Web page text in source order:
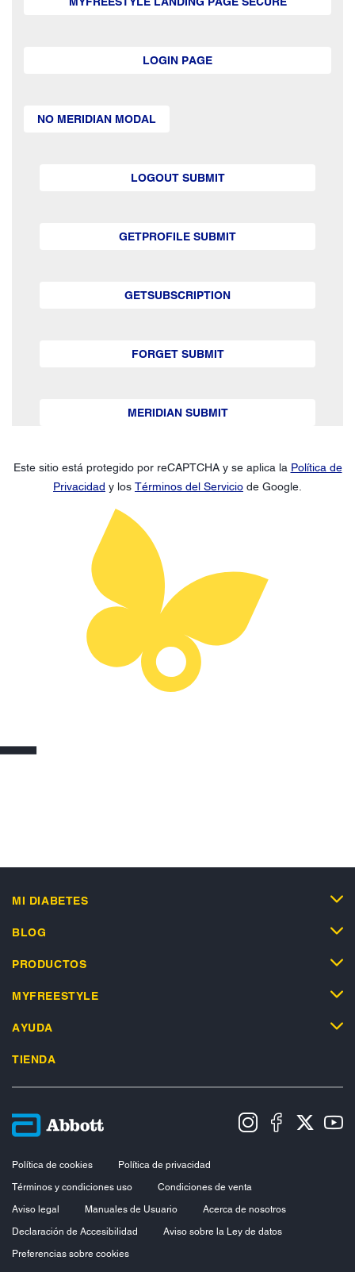
LOGIN PAGE
NO MERIDIAN MODAL
LOGOUT SUBMIT
GETPROFILE SUBMIT
GETSUBSCRIPTION
FORGET SUBMIT
MERIDIAN SUBMIT
Este sitio está protegido por reCAPTCHA y se aplica la Política de
Privacidad y los Términos del Servicio de Google.
MI DIABETES
BLOG
PRODUCTOS
MYFREESTYLE
AYUDA
TIENDA
Política de cookies
Política de privacidad
Términos y condiciones uso
Condiciones de venta
Aviso legal
Manuales de Usuario
Acerca de nosotros
Declaración de Accesibilidad
Aviso sobre la Ley de datos
Preferencias sobre cookies